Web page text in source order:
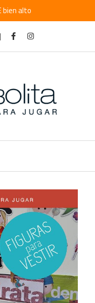
bien alto